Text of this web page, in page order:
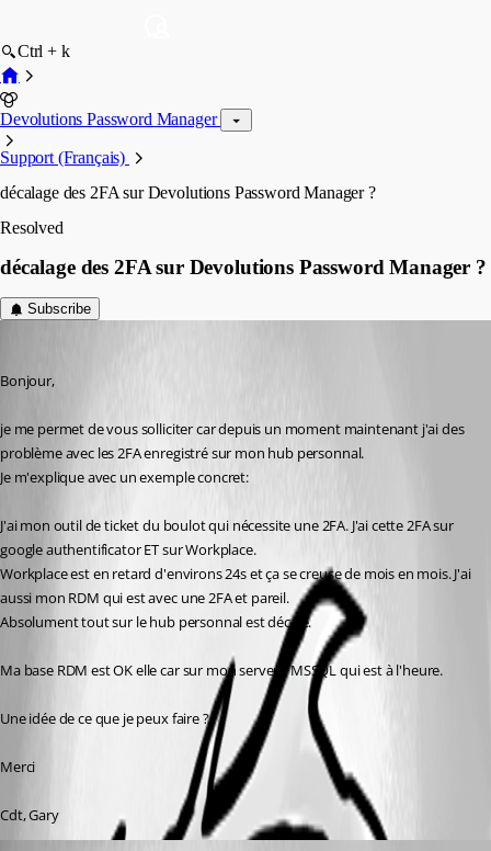
Ctrl + k
Devolutions Password Manager
Support (Français)
décalage des 2FA sur Devolutions Password Manager ?
Resolved
décalage des 2FA sur Devolutions Password Manager ?
Subscribe
Bonjour,
je me permet de vous solliciter car depuis un moment maintenant j'ai des
problème avec les 2FA enregistré sur mon hub personnal.
Je m'explique avec un exemple concret:
J'ai mon outil de ticket du boulot qui nécessite une 2FA. J'ai cette 2FA sur
google authentificator ET sur Workplace.
Workplace est en retard d'environs 24s et ça se creuse de mois en mois. J'ai
aussi mon RDM qui est avec une 2FA et pareil.
Absolument tout sur le hub personnal est décalé.
Ma base RDM est OK elle car sur mon serveur MSSQL qui est à l'heure.
Une idée de ce que je peux faire ?
Merci
Cdt, Gary